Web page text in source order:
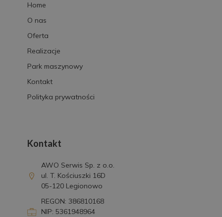
Home
O nas
Oferta
Realizacje
Park maszynowy
Kontakt
Polityka prywatności
Kontakt
AWO Serwis Sp. z o.o.
ul. T. Kościuszki 16D
05-120 Legionowo
REGON: 386810168
NIP: 5361948964